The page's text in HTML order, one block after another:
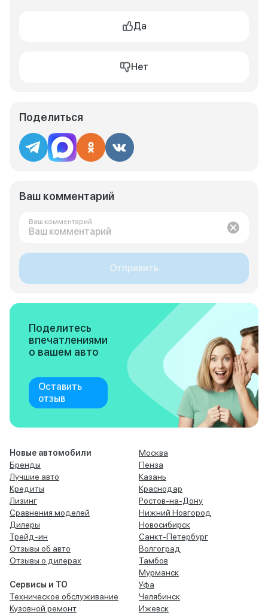
Да
Нет
Поделиться
Ваш комментарий
Ваш комментарий
Отправить
Поделитесь
впечатлениями
о вашем авто
Оставить
отзыв
Новые автомобили
Бренды
Лучшие авто
Кредиты
Лизинг
Сравнения моделей
Дилеры
Трейд-ин
Отзывы об авто
Отзывы о дилерах
Сервисы и ТО
Техническое обслуживание
Кузовной ремонт
Москва
Пенза
Казань
Краснодар
Ростов-на-Дону
Нижний Новгород
Новосибирск
Санкт-Петербург
Волгоград
Тамбов
Мурманск
Уфа
Челябинск
Ижевск